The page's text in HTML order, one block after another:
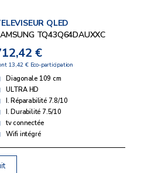
QLED
TQ43Q64DAUXXC
€
13,42 € Eco-participation
Diagonale 109 cm
ULTRA HD
I. Réparabilité 7.8/10
I. Durabilité 7.5/10
tv connectée
Wifi intégré